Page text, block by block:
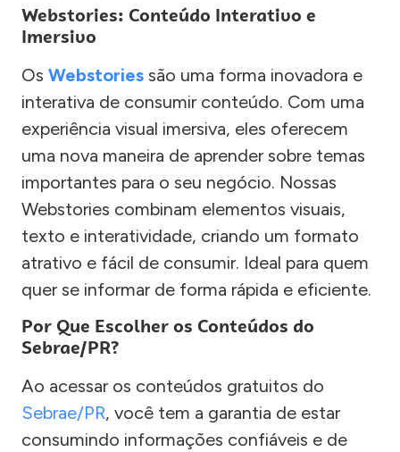
Webstories: Conteúdo Interativo e
Imersivo
Os Webstories são uma forma inovadora e
interativa de consumir conteúdo. Com uma
experiência visual imersiva, eles oferecem
uma nova maneira de aprender sobre temas
importantes para o seu negócio. Nossas
Webstories combinam elementos visuais,
texto e interatividade, criando um formato
atrativo e fácil de consumir. Ideal para quem
quer se informar de forma rápida e eficiente.
Por Que Escolher os Conteúdos do
Sebrae/PR?
Ao acessar os conteúdos gratuitos do
Sebrae/PR, você tem a garantia de estar
consumindo informações confiáveis e de